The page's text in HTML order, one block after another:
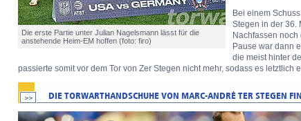
Die erste Partie unter Julian Nagelsmann lässt für die
anstehende Heim-EM hoffen (foto: firo)
Bei einem
Stegen in der 36.
Nachfassen
Pause war dann
die meist hinter
passierte somit vor dem Tor von Zer Stegen nicht mehr, sodass es letztlich